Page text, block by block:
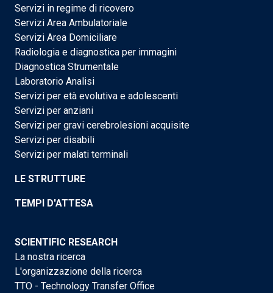
Servizi in regime di ricovero
Servizi Area Ambulatoriale
Servizi Area Domiciliare
Radiologia e diagnostica per immagini
Diagnostica Strumentale
Laboratorio Analisi
Servizi per età evolutiva e adolescenti
Servizi per anziani
Servizi per gravi cerebrolesioni acquisite
Servizi per disabili
Servizi per malati terminali
LE STRUTTURE
TEMPI D'ATTESA
SCIENTIFIC RESEARCH
La nostra ricerca
L'organizzazione della ricerca
TTO - Technology Transfer Office